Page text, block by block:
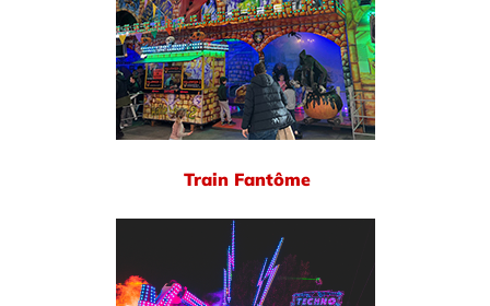
Train Fantôme